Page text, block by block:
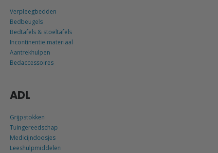
Verpleegbedden
Bedbeugels
Bedtafels & stoeltafels
Incontinentie materiaal
Aantrekhulpen
Bedaccessoires
ADL
Grijpstokken
Tuingereedschap
Medicijndoosjes
Leeshulpmiddelen